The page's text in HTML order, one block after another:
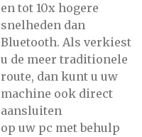
en tot 10x hogere
snelheden dan
Bluetooth. Als verkiest
u de meer traditionele
route, dan kunt u uw
machine ook direct
aansluiten
op uw pc met behulp